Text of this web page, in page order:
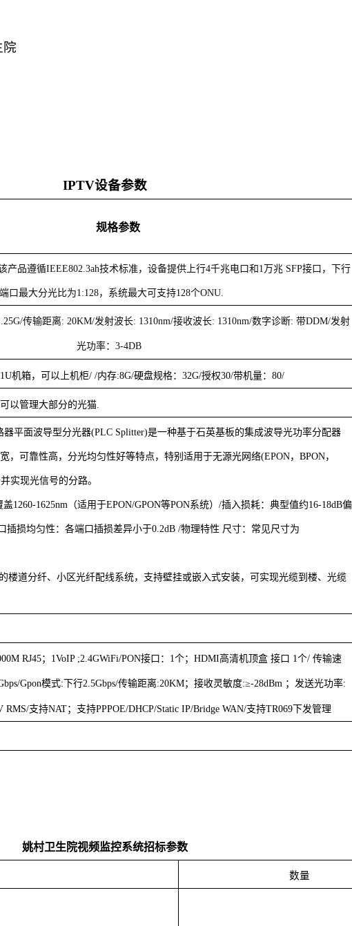
院
IPTV设备参数
规格参数
产品遵循IEEE802.3ah技术标准，设备提供上行4千兆电口和1万兆 SFP接口，下行
口最大分光比为1:128，系统最大可支持128个ONU.
传输距离: 20KM/发射波长: 1310nm/接收波长: 1310nm/数字诊断: 带DDM/发射
光功率：3-4DB
1U机箱，可以上机柜/ /内存:8G/硬盘规格：32G/授权30/带机量：80/
以管理大部分的光猫.
器平面波导型分光器(PLC Splitter)是一种基于石英基板的集成波导光功率分配器
，可靠性高，分光均匀性好等特点，特别适用于无源光网络(EPON，BPON，
实现光信号的分路。
盖1260-1625nm（适用于EPON/GPON等PON系统）/插入损耗：典型值约16-18dB偏
插损均匀性：各端口插损差异小于0.2dB /物理特性 尺寸：常见尺寸为
楼道分纤、小区光纤配线系统，支持壁挂或嵌入式安装，可实现光缆到楼、光缆
RJ45； 1VoIP ;2.4GWiFi/PON接口： 1个； HDMI高清机顶盒 接口 1个/ 传输速
Gpon模式: 下行2.5Gbps/传输距离:20KM；接收灵敏度:≥-28dBm ；发送光功率:
RMS/支持NAT；支持PPPOE/DHCP/Static IP/Bridge WAN/支持TR069下发管理
姚村卫生院视频监控系统招标参数
数量